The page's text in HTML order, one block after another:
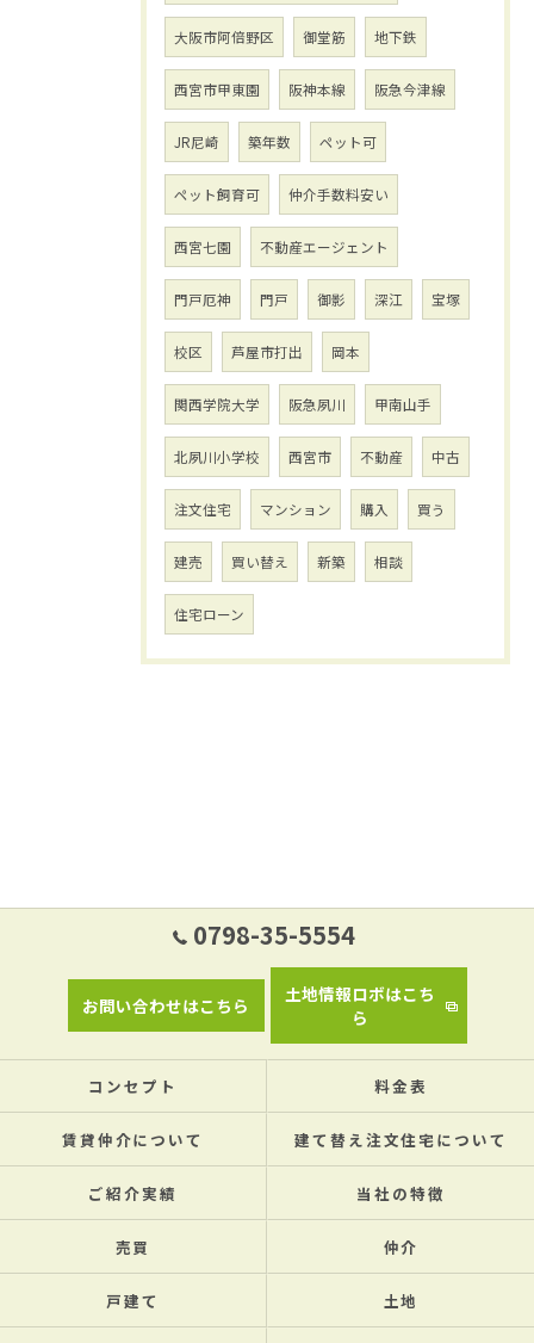
大阪市阿倍野区 御堂筋 地下鉄
西宮市甲東園 阪神本線 阪急今津線
JR尼崎 築年数 ペット可
ペット飼育可 仲介手数料安い
西宮七園 不動産エージェント
門戸厄神 門戸 御影 深江 宝塚
校区 芦屋市打出 岡本
関西学院大学 阪急夙川 甲南山手
北夙川小学校 西宮市 不動産 中古
注文住宅 マンション 購入 買う
建売 買い替え 新築 相談
住宅ローン
0798-35-5554
お問い合わせはこちら
土地情報ロボはこち
ら
コンセプト 料金表
賃貸仲介について 建て替え注文住宅について
ご紹介実績 当社の特徴
売買 仲介
戸建て 土地